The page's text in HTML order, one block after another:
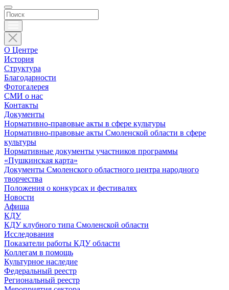
О Центре
История
Структура
Благодарности
Фотогалерея
СМИ о нас
Контакты
Документы
Нормативно-правовые акты в сфере культуры
Нормативно-правовые акты Смоленской области в сфере
культуры
Нормативные документы участников программы
«Пушкинская карта»
Документы Смоленского областного центра народного
творчества
Положения о конкурсах и фестивалях
Новости
Афиша
КДУ
КДУ клубного типа Смоленской области
Исследования
Показатели работы КДУ области
Коллегам в помощь
Культурное наследие
Федеральный реестр
Региональный реестр